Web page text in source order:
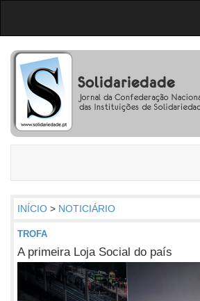
INÍCIO > NOTICIÁRIO
TROFA
A primeira Loja Social do país